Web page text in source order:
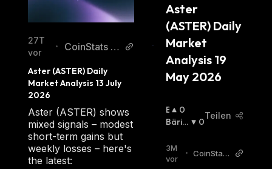
27T
vor
•
CoinStats AI
Aster (ASTER) Daily
Market Analysis 13 July
2026
Aster (ASTER) shows
mixed signals – modest
short-term gains but
weekly losses – here's
the latest:
Aster
(ASTER) Daily
Market
Analysis 19
May 2026
B
U
I
S
0
Bäris
0
Teilen
3M
vor
• CoinStats